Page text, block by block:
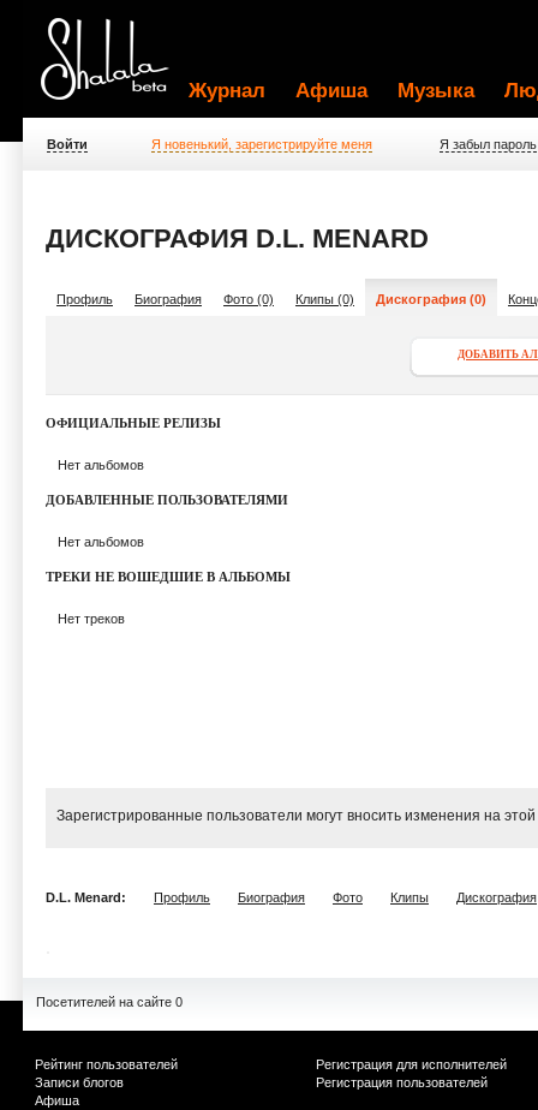
Журнал Афиша Музыка
Войти Я новенький, зарегистрируйте меня Я забыл пароль
ДИСКОГРАФИЯ D.L. MENARD
Профиль Биография Фото (0) Клипы (0) Дискография (0)
ДОБАВИТЬ
ОФИЦИАЛЬНЫЕ РЕЛИЗЫ
Нет альбомов
ДОБАВЛЕННЫЕ ПОЛЬЗОВАТЕЛЯМИ
Нет альбомов
ТРЕКИ НЕ ВОШЕДШИЕ В АЛЬБОМЫ
Нет треков
Зарегистрированные пользователи могут вносить изменения на
D.L. Menard: Профиль Биография Фото Клипы Дискография
Посетителей на сайте 0
Рейтинг пользователей
Записи блогов
Афиша
Регистрация для исполнителей
Регистрация пользователей